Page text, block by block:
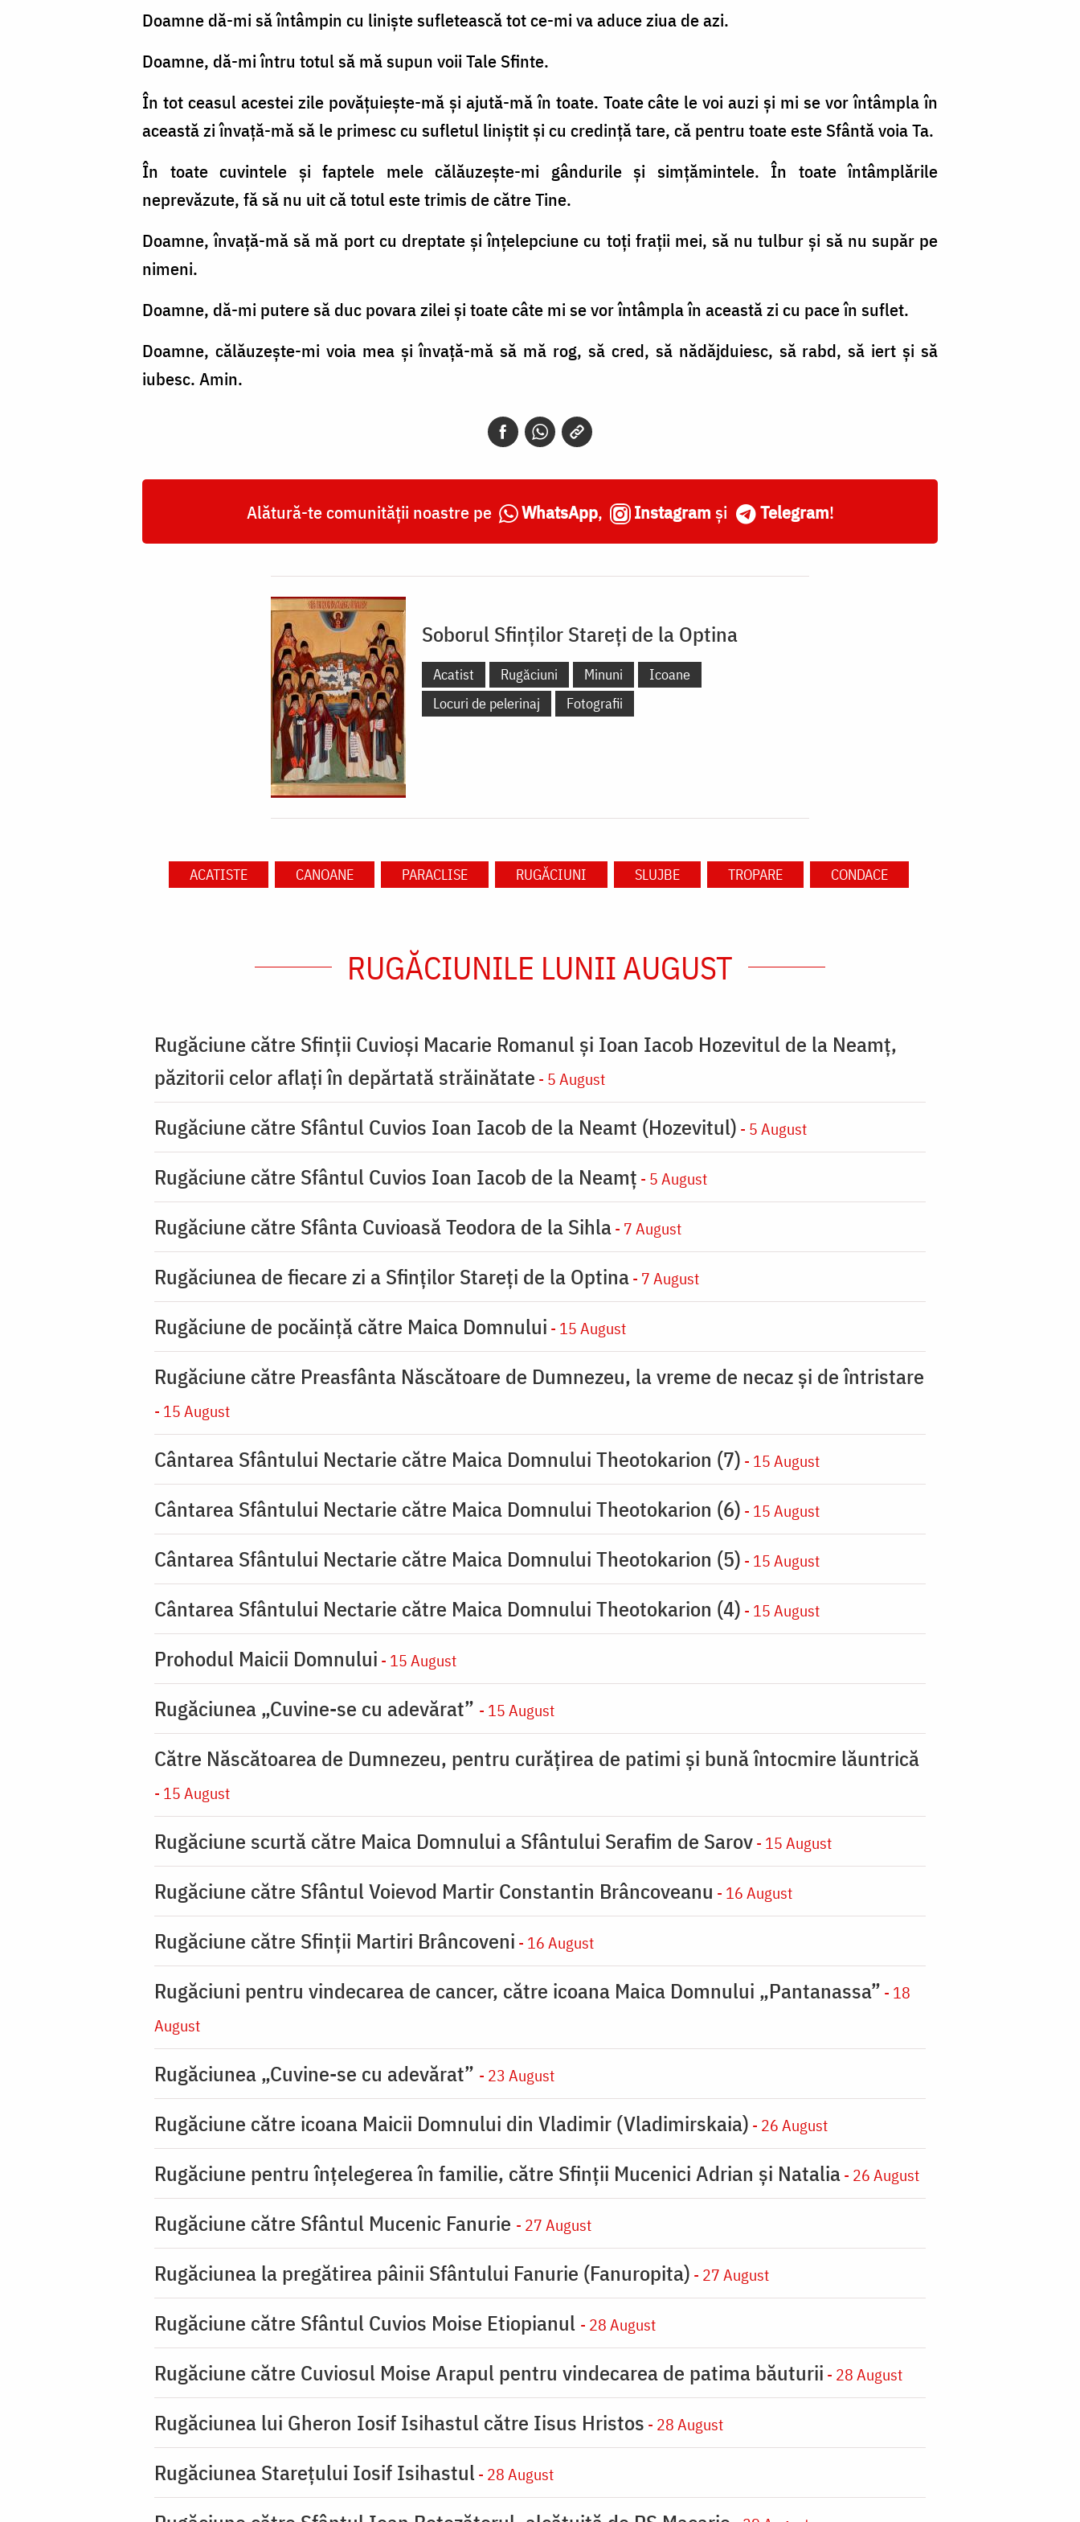
Doamne dă-mi să întâmpin cu linişte sufletească tot ce-mi va aduce ziua de azi.
Doamne, dă-mi întru totul să mă supun voii Tale Sfinte.
În tot ceasul acestei zile povăţuieşte-mă şi ajută-mă în toate. Toate câte le voi auzi şi mi se vor întâmpla în
această zi învaţă-mă să le primesc cu sufletul liniştit şi cu credinţă tare, că pentru toate este Sfântă voia Ta.
În toate cuvintele şi faptele mele călăuzeşte-mi gândurile şi simţămintele. În toate întâmplările
neprevăzute, fă să nu uit că totul este trimis de către Tine.
Doamne, învaţă-mă să mă port cu dreptate şi înţelepciune cu toţi fraţii mei, să nu tulbur şi să nu supăr pe
nimeni.
Doamne, dă-mi putere să duc povara zilei şi toate câte mi se vor întâmpla în această zi cu pace în suflet.
Doamne, călăuzeşte-mi voia mea şi învaţă-mă să mă rog, să cred, să nădăjduiesc, să rabd, să iert şi să
iubesc. Amin.
Alătură-te comunității noastre pe WhatsApp, Instagram și Telegram!
Soborul Sfinților Stareți de la Optina
Acatist Rugăciuni Minuni
Icoane
Locuri de pelerinaj
Fotografii
ACATISTE CANOANE PARACLISE RUGĂCIUNI SLUJBE TROPARE CONDACE
RUGĂCIUNILE LUNII AUGUST
Rugăciune către Sfinții Cuvioși Macarie Romanul și Ioan Iacob Hozevitul de la Neamț,
păzitorii celor aflați în depărtată străinătate - 5 August
Rugăciune către Sfântul Cuvios Ioan Iacob de la Neamt (Hozevitul) - 5 August
Rugăciune către Sfântul Cuvios Ioan Iacob de la Neamț - 5 August
Rugăciune către Sfânta Cuvioasă Teodora de la Sihla- 7 August
Rugăciunea de fiecare zi a Sfinților Stareți de la Optina- 7 August
Rugăciune de pocăinţă către Maica Domnului - 15 August
Rugăciune către Preasfânta Născătoare de Dumnezeu, la vreme de necaz şi de întristare
- 15 August
Cântarea Sfântului Nectarie către Maica Domnului Theotokarion (7) - 15 August
Cântarea Sfântului Nectarie către Maica Domnului Theotokarion (6) - 15 August
Cântarea Sfântului Nectarie către Maica Domnului Theotokarion (5) - 15 August
Cântarea Sfântului Nectarie către Maica Domnului Theotokarion (4) - 15 August
Prohodul Maicii Domnului - 15 August
Rugăciunea „Cuvine-se cu adevărat” - 15 August
Către Născătoarea de Dumnezeu, pentru curățirea de patimi și bună întocmire lăuntrică
- 15 August
Rugăciune scurtă către Maica Domnului a Sfântului Serafim de Sarov- 15 August
Rugăciune către Sfântul Voievod Martir Constantin Brâncoveanu - 16 August
Rugăciune către Sfinții Martiri Brâncoveni - 16 August
Rugăciuni pentru vindecarea de cancer, către icoana Maica Domnului „Pantanassa” - 18
August
Rugăciunea „Cuvine-se cu adevărat” - 23 August
Rugăciune către icoana Maicii Domnului din Vladimir (Vladimirskaia) - 26 August
Rugăciune pentru înţelegerea în familie, către Sfinţii Mucenici Adrian şi Natalia- 26 August
Rugăciune către Sfântul Mucenic Fanurie - 27 August
Rugăciunea la pregătirea pâinii Sfântului Fanurie (Fanuropita) - 27 August
Rugăciune către Sfântul Cuvios Moise Etiopianul - 28 August
Rugăciune către Cuviosul Moise Arapul pentru vindecarea de patima băuturii - 28 August
Rugăciunea lui Gheron Iosif Isihastul către Iisus Hristos - 28 August
Rugăciunea Starețului Iosif Isihastul - 28 August